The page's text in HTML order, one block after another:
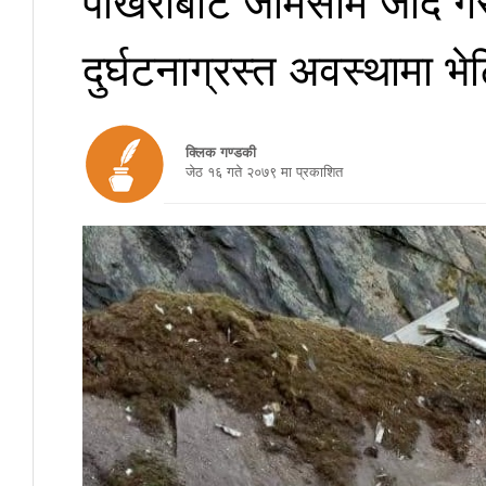
दुर्घटनाग्रस्त अवस्थामा
क्लिक गण्डकी
जेठ १६ गते २०७९ मा प्रकाशित